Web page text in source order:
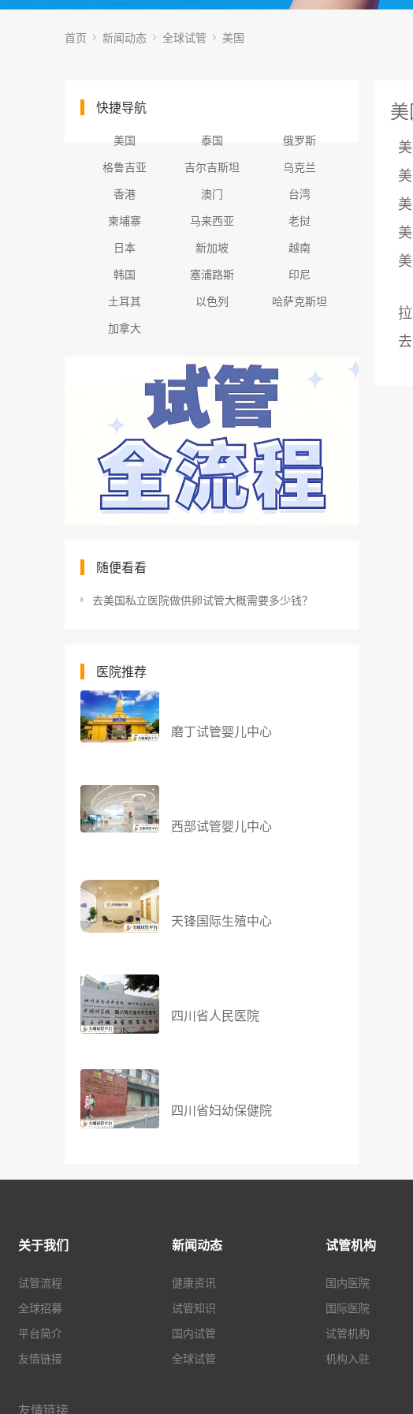
首页 新闻动态 全球试管 美国
快捷导航
美国 泰国
俄罗斯
格鲁吉亚
吉尔吉斯坦
乌克兰
香港
澳门
台湾
柬埔寨
马来西亚
老挝
日本
新加坡
越南
韩国
塞浦路斯
印尼
土耳其
以色列
哈萨克斯坦
加拿大
随便看看
去美国私立医院做供卵试管大概需要多少钱？
医院推荐
磨丁试管婴儿中心
西部试管婴儿中心
天锋国际生殖中心
四川省人民医院
四川省妇幼保健院
关于我们
试管流程
全球招募
平台简介
友情链接
新闻动态
健康资讯
试管知识
国内试管
全球试管
试管机构
国内医院
国际医院
试管机构
机构入驻
友情链接